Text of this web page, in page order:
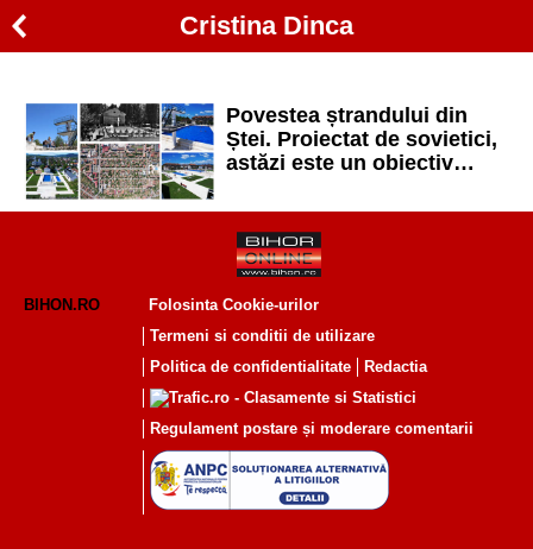
Cristina Dinca
Povestea ștrandului din
Ștei. Proiectat de sovietici,
astăzi este un obiectiv
europene
BIHON.RO
Folosinta Cookie-urilor
Termeni si conditii de utilizare
Politica de confidentialitate
Redactia
Regulament postare și moderare comentarii